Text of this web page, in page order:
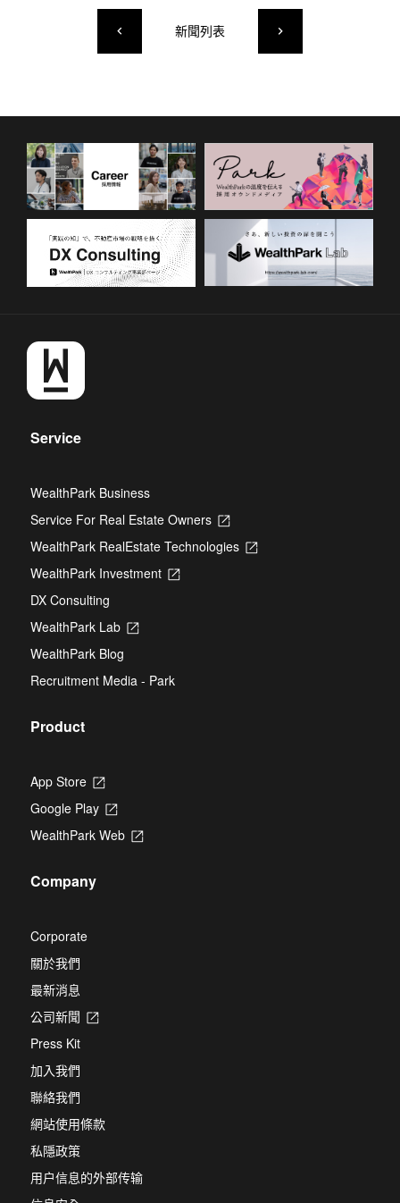
keyboard_arrow_left 新聞列表 keyboard_arrow_right
Service
WealthPark Business
Service For Real Estate Owners
Opens
a
WealthPark RealEstate Technologies
Opens
WealthPark Investment
Opens
DX Consulting
WealthPark Lab
Opens
new
tab
WealthPark Blog
Recruitment Media - Park
Product
App Store
Opens
a
new
tab
Google Play
Opens
a
WealthPark Web
Opens
Company
Corporate
關於我們
最新消息
公司新聞
Opens
Press Kit
加入我們
聯絡我們
網站使用條款
私隱政策
用户信息的外部传输